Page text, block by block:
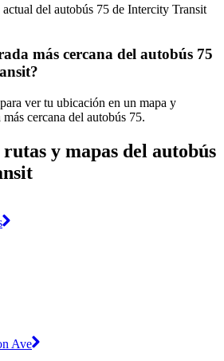
actual del autobús 75 de Intercity Transit
más cercana del autobús 75
para ver tu ubicación en un mapa y
cercana del autobús 75.
y mapas del autobús
Ave